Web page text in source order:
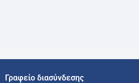
Γραφείο διασύνδεσης